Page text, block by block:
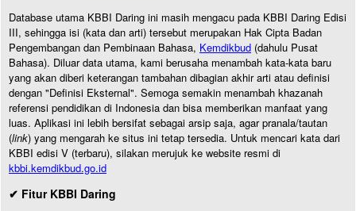
Database utama KBBI Daring ini masih mengacu pada KBBI Daring Edisi
III, sehingga isi (kata dan arti) tersebut merupakan Hak Cipta Badan
Pengembangan dan Pembinaan Bahasa, Kemdikbud (dahulu Pusat
Bahasa). Diluar data utama, kami berusaha menambah kata-kata baru
yang akan diberi keterangan tambahan dibagian akhir arti atau definisi
dengan "Definisi Eksternal". Semoga semakin menambah khazanah
referensi pendidikan di Indonesia dan bisa memberikan manfaat yang
luas. Aplikasi ini lebih bersifat sebagai arsip saja, agar pranala/tautan
(link) yang mengarah ke situs ini tetap tersedia. Untuk mencari kata dari
KBBI edisi V (terbaru), silakan merujuk ke website resmi di
kbbi.kemdikbud.go.id
✔ Fitur KBBI Daring